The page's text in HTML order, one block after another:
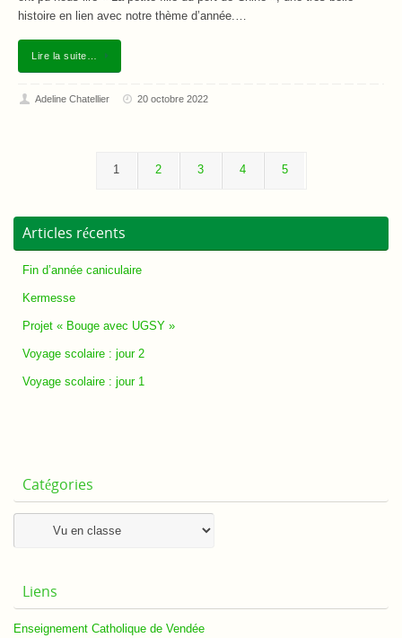
histoire en lien avec notre thème d’année.…
Lire la suite…
Adeline Chatellier 20 octobre 2022
1 2 3 4 5
Articles récents
Fin d’année caniculaire
Kermesse
Projet « Bouge avec UGSY »
Voyage scolaire : jour 2
Voyage scolaire : jour 1
Catégories
Liens
Enseignement Catholique de Vendée